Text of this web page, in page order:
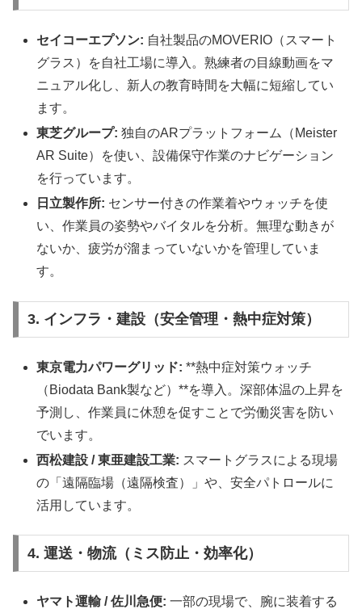
セイコーエプソン: 自社製品のMOVERIO（スマート
グラス）を自社工場に導入。熟練者の目線動画をマ
ニュアル化し、新人の教育時間を大幅に短縮してい
ます。
東芝グループ: 独自のARプラットフォーム（Meister
AR Suite）を使い、設備保守作業のナビゲーション
を行っています。
日立製作所: センサー付きの作業着やウォッチを使
い、作業員の姿勢やバイタルを分析。無理な動きが
ないか、疲労が溜まっていないかを管理していま
す。
3. インフラ・建設（安全管理・熱中症対策）
東京電力パワーグリッド: **熱中症対策ウォッチ
（Biodata Bank製など）**を導入。深部体温の上昇を
予測し、作業員に休憩を促すことで労働災害を防い
でいます。
西松建設 / 東亜建設工業: スマートグラスによる現場
の「遠隔臨場（遠隔検査）」や、安全パトロールに
活用しています。
4. 運送・物流（ミス防止・効率化）
ヤマト運輸 / 佐川急便: 一部の現場で、腕に装着する